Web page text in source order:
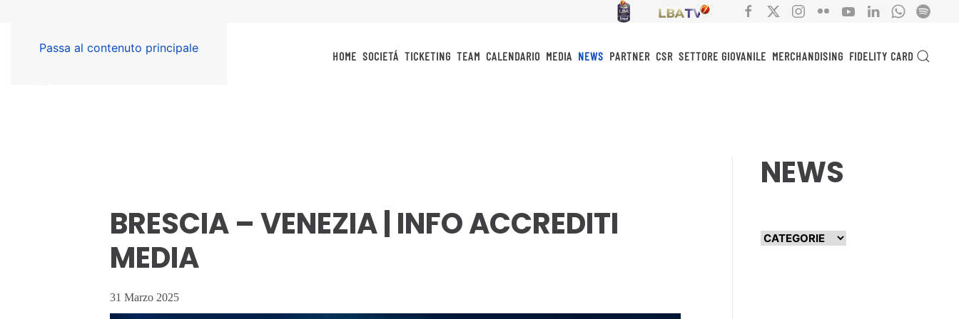
Passa al contenuto principale
HOME SOCIETÁ TICKETING TEAM CALENDARIO MEDIA NEWS PARTNER CSR SETTORE GIOVANILE MERCHANDISING FIDELITY CARD
BRESCIA – VENEZIA | INFO ACCREDITI
MEDIA
31 Marzo 2025
NEWS